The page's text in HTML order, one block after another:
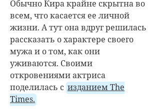
Обычно Кира крайне скрытна во
всем, что касается ее личной
жизни. А тут она вдруг решилась
рассказать о характере своего
мужа и о том, как они
уживаются. Своими
откровениями актриса
поделилась с изданием The
Times.